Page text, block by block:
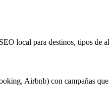
local para destinos, tipos de
Airbnb) con campañas